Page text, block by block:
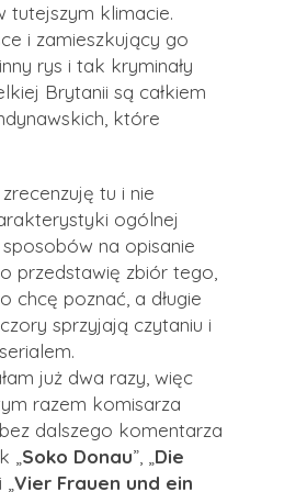
tutejszym klimacie.
i zamieszkujący go
rys i tak kryminały
Brytanii są całkiem
które
tu i nie
ogólnej
na opisanie
przedstawię zbiór tego,
chcę poznać, a długie
sprzyjają czytaniu i
już dwa razy, więc
razem komisarza
bez dalszego komentarza
„Soko Donau”, „Die
„Vier Frauen und ein